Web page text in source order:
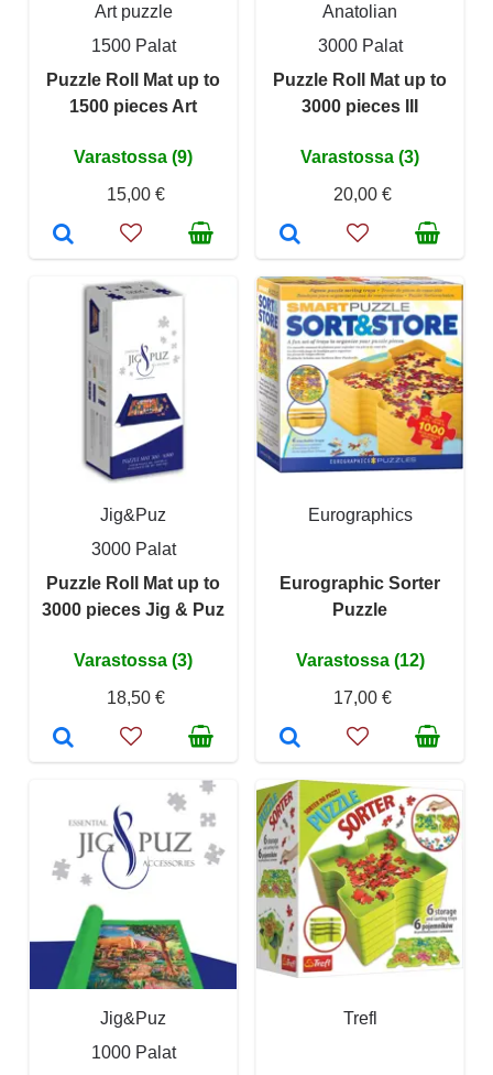
Art puzzle
1500 Palat
Puzzle Roll Mat up to
1500 pieces Art
Varastossa (9)
15,00 €
Anatolian
3000 Palat
Puzzle Roll Mat up to
3000 pieces III
Varastossa (3)
20,00 €
Jig&Puz
3000 Palat
Puzzle Roll Mat up to
3000 pieces Jig & Puz
Varastossa (3)
18,50 €
Eurographics
Eurographic Sorter
Puzzle
Varastossa (12)
17,00 €
Jig&Puz
1000 Palat
Trefl